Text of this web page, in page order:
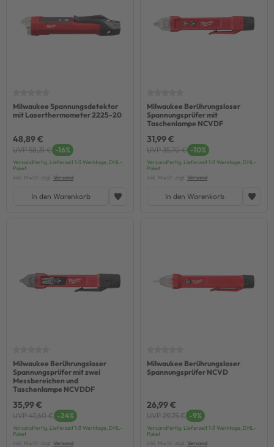
Milwaukee Spannungsdetektor
mit Laserthermometer 2225-20
48,89 €
UVP 58,31 € -16%
Versandfertig, Lieferzeit 1-3 Werktage, DHL-
Paket
inkl. MwSt. zzgl. Versand
In den Warenkorb
Milwaukee Berührungsloser
Spannungsprüfer mit
Taschenlampe NCVDF
31,99 €
UVP 35,70 € -10%
Versandfertig, Lieferzeit 1-3 Werktage, DHL-
Paket
inkl. MwSt. zzgl. Versand
In den Warenkorb
Milwaukee Berührungsloser
Spannungsprüfer mit zwei
Messbereichen und
Taschenlampe NCVDDF
35,99 €
UVP 47,60 € -24%
Versandfertig, Lieferzeit 1-3 Werktage, DHL-
Paket
inkl. MwSt. zzgl. Versand
Milwaukee Berührungsloser
Spannungsprüfer NCVD
26,99 €
UVP 29,75 € -9%
Versandfertig, Lieferzeit 1-3 Werktage, DHL-
Paket
inkl. MwSt. zzgl. Versand